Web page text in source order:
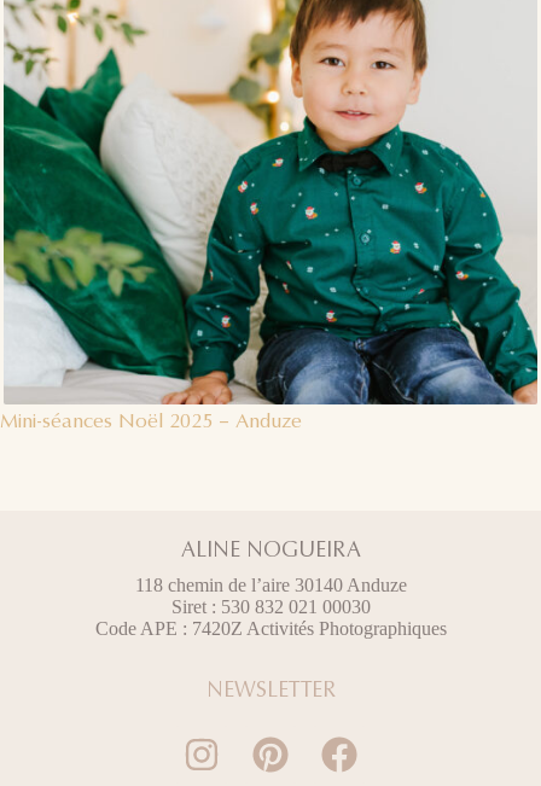
Mini-séances Noël 2025 – Anduze
ALINE NOGUEIRA
118 chemin de l’aire 30140 Anduze
Siret : 530 832 021 00030
Code APE : 7420Z Activités Photographiques
NEWSLETTER